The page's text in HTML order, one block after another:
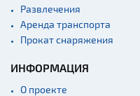
Развлечения
Аренда транспорта
Прокат снаряжения
ИНФОРМАЦИЯ
О проекте